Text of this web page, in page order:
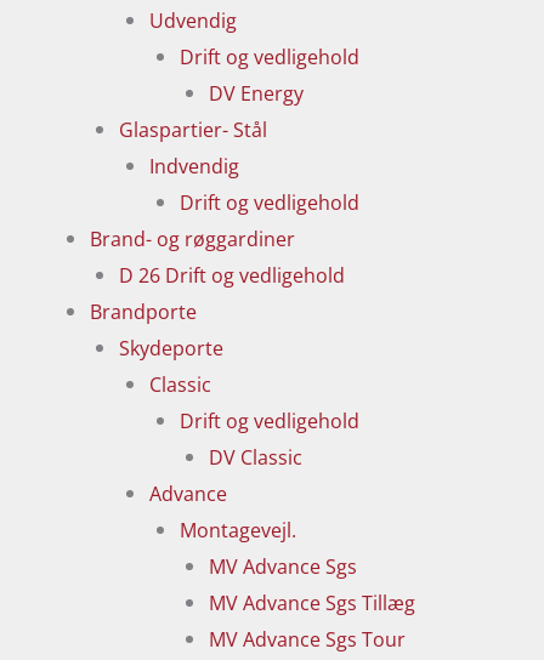
Udvendig
Drift og vedligehold
DV Energy
Glaspartier- Stål
Indvendig
Drift og vedligehold
Brand- og røggardiner
D 26 Drift og vedligehold
Brandporte
Skydeporte
Classic
Drift og vedligehold
DV Classic
Advance
Montagevejl.
MV Advance Sgs
MV Advance Sgs Tillæg
MV Advance Sgs Tour